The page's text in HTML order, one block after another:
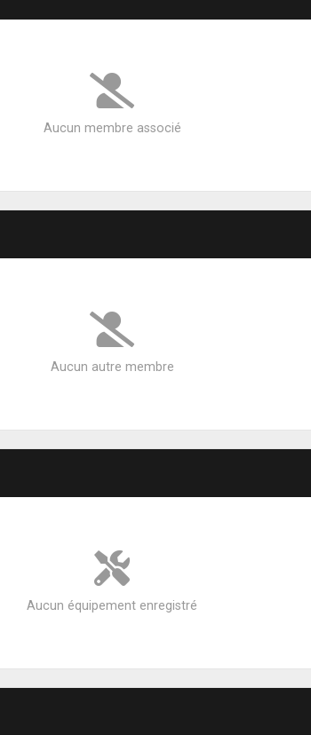
Aucun membre associé
Aucun autre membre
Aucun équipement enregistré